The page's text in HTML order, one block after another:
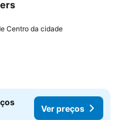
aos favoritos
Centro da cidade
Ver preços